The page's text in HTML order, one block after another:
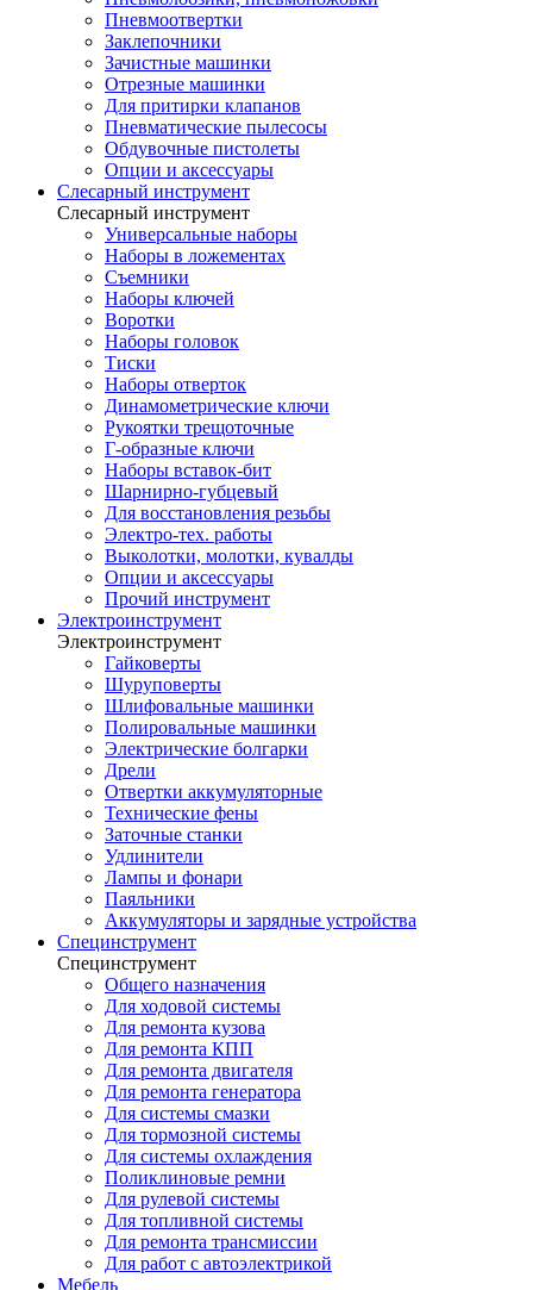
Пневмоотвертки
Заклепочники
Зачистные машинки
Отрезные машинки
Для притирки клапанов
Пневматические пылесосы
Обдувочные пистолеты
Опции и аксессуары
Слесарный инструмент
Слесарный инструмент
Универсальные наборы
Наборы в ложементах
Съемники
Наборы ключей
Воротки
Наборы головок
Тиски
Наборы отверток
Динамометрические ключи
Рукоятки трещоточные
Г-образные ключи
Наборы вставок-бит
Шарнирно-губцевый
Для восстановления резьбы
Электро-тех. работы
Выколотки, молотки, кувалды
Опции и аксессуары
Прочий инструмент
Электроинструмент
Электроинструмент
Гайковерты
Шуруповерты
Шлифовальные машинки
Полировальные машинки
Электрические болгарки
Дрели
Отвертки аккумуляторные
Технические фены
Заточные станки
Удлинители
Лампы и фонари
Паяльники
Аккумуляторы и зарядные устройства
Специнструмент
Специнструмент
Общего назначения
Для ходовой системы
Для ремонта кузова
Для ремонта КПП
Для ремонта двигателя
Для ремонта генератора
Для системы смазки
Для тормозной системы
Для системы охлаждения
Поликлиновые ремни
Для рулевой системы
Для топливной системы
Для ремонта трансмиссии
Для работ с автоэлектрикой
Мебель